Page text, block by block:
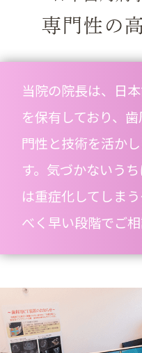
専門性の
当院の院長は、日
を保有しており、
門性と技術を活か
す。気づかないう
は重症化してしま
べく早い段階でご相